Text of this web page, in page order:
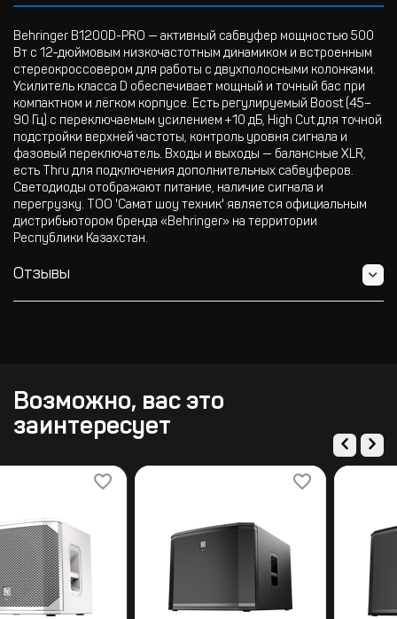
Behringer B1200D-PRO — активный сабвуфер мощностью 500
Вт с 12‑дюймовым низкочастотным динамиком и встроенным
стереокроссовером для работы с двухполосными колонками.
Усилитель класса D обеспечивает мощный и точный бас при
компактном и лёгком корпусе. Есть регулируемый Boost (45–
90 Гц) с переключаемым усилением +10 дБ, High Cut для точной
подстройки верхней частоты, контроль уровня сигнала и
фазовый переключатель. Входы и выходы — балансные XLR,
есть Thru для подключения дополнительных сабвуферов.
Светодиоды отображают питание, наличие сигнала и
перегрузку. ТОО 'Самат шоу техник' является официальным
дистрибьютором бренда «Behringer» на территории
Республики Казахстан.
Отзывы
Возможно, вас это
заинтересует